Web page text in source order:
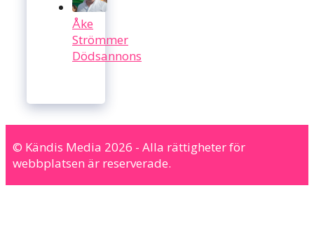
Åke
Strömmer
Dödsannons
© Kändis Media 2026 - Alla rättigheter för
webbplatsen är reserverade.